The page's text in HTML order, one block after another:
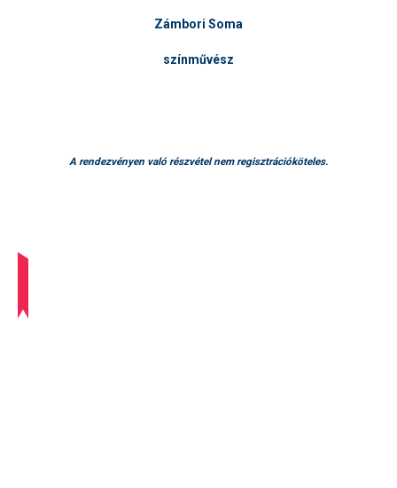
Zámbori Soma
színművész
A rendezvényen való részvétel nem regisztrációköteles.